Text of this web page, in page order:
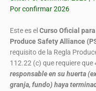
Por confirmar 2026
Este es el Curso Oficial
Produce Safety Alliance
requisito de la Regla
112.22 (c) que requiere que
responsable en su huerta
granja, fundo) haya